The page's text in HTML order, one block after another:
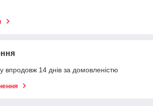
впродовж 14 днів за домовленістю